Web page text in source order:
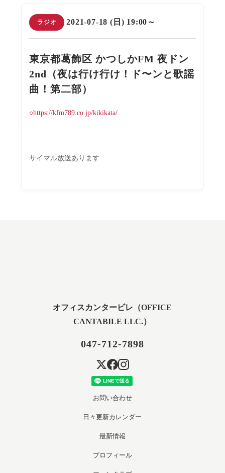
ラジオ 2021-07-18 (日) 19:00～
東京都葛飾区 かつしかFM 夜ドン
2nd（夜は行け行け！ド〜ンと歌謡
曲！第二部）
○https://kfm789.co.jp/kikikata/
サイマル放送あります
オフィスカンタービレ（OFFICE
CANTABILE LLC.）
047-712-7898
お問い合わせ
日々更新カレンダー
最新情報
プロフィール